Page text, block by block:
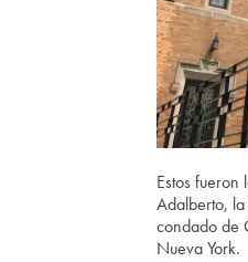
Estos fueron
Adalberto,
condado de
Nueva York.